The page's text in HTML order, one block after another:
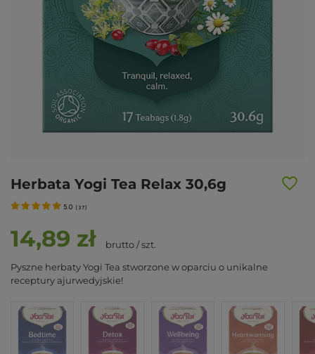
Herbata Yogi Tea Relax 30,6g
5.0 ( 37)
14,89 zł brutto/szt.
Pyszne herbaty Yogi Tea stworzone w oparciu o unikalne
receptury ajurwedyjskie!